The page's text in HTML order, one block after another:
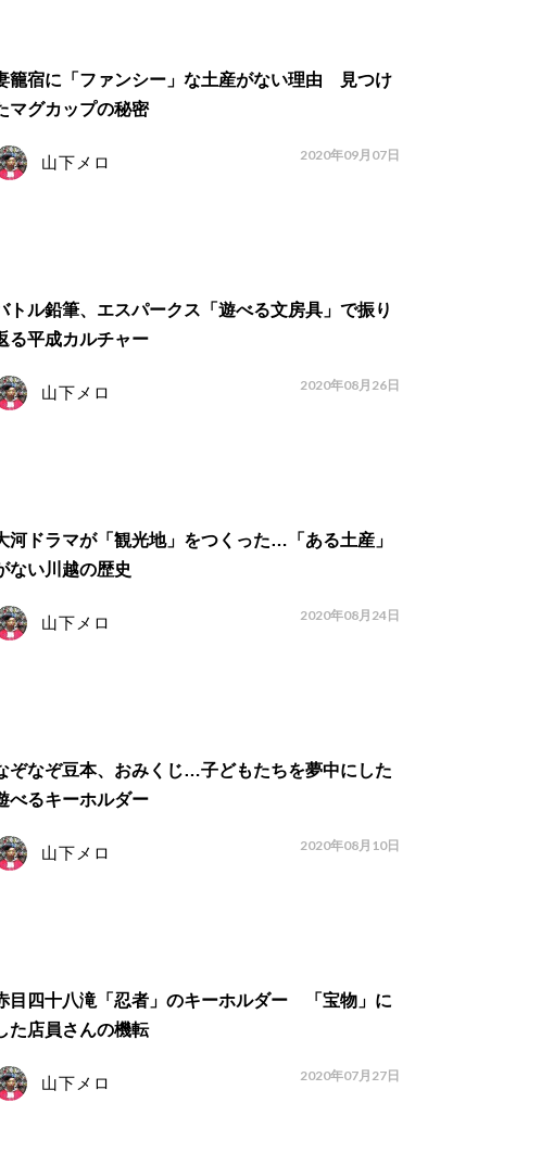
籠宿に「ファンシー」な土産がない理由 見つけ
マグカップの秘密
山下メロ 2020年09月07日
トル鉛筆、エスパークス「遊べる文房具」で振り
る平成カルチャー
山下メロ 2020年08月26日
河ドラマが「観光地」をつくった…「ある土産」
ない川越の歴史
山下メロ 2020年08月24日
ぞなぞ豆本、おみくじ…子どもたちを夢中にした
べるキーホルダー
山下メロ 2020年08月10日
目四十八滝「忍者」のキーホルダー 「宝物」に
た店員さんの機転
山下メロ 2020年07月27日